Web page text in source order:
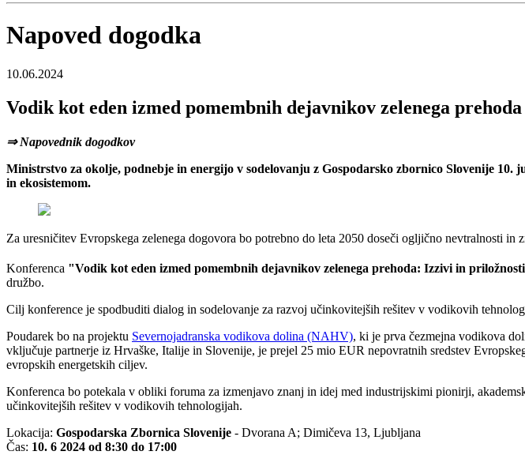
Napoved dogodka
10.06.2024
Vodik kot eden izmed pomembnih dejavnikov zelenega prehoda
⇒ Napovednik dogodkov
Ministrstvo za okolje, podnebje in energijo v sodelovanju z Gospodarsko zbornico Slovenije
in ekosistemom.
Za uresničitev Evropskega zelenega dogovora bo potrebno do leta 2050 doseči ogljično nevtralnosti in
Konferenca "Vodik kot eden izmed pomembnih dejavnikov zelenega prehoda: Izzivi in
družbo.
Cilj konference je spodbuditi dialog in sodelovanje za razvoj učinkovitejših rešitev v vodikovih
Poudarek bo na projektu Severnojadranska vodikova dolina (NAHV), ki je prva čezmejna vodikova
vključuje partnerje iz Hrvaške, Italije in Slovenije, je prejel 25 mio EUR nepovratnih sredstev
evropskih energetskih ciljev.
Konferenca bo potekala v obliki foruma za izmenjavo znanj in idej med industrijskimi pionirji,
učinkovitejših rešitev v vodikovih tehnologijah.
Lokacija: Gospodarska Zbornica Slovenije - Dvorana A; Dimičeva 13, Ljubljana
Čas: 10. 6 2024 od 8:30 do 17:00